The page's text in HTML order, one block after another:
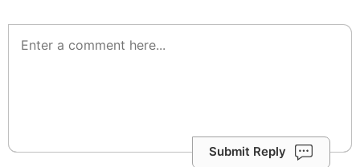
Submit Reply